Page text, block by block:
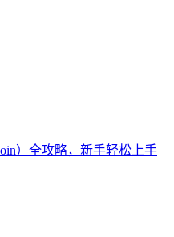
）全攻略，新手轻松上手